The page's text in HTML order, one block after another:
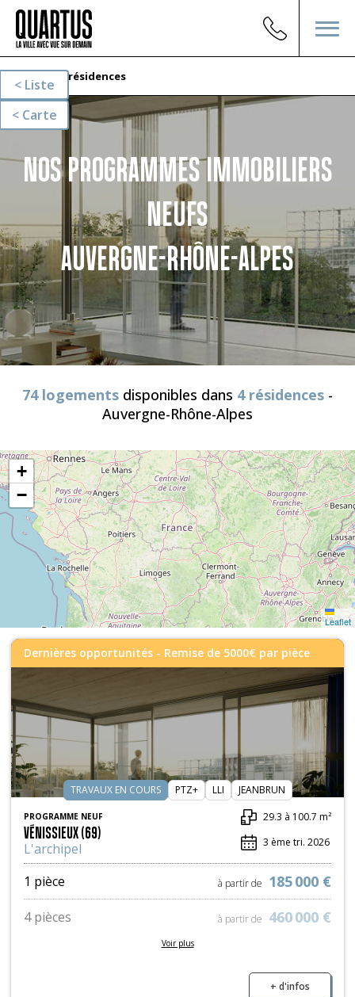
Nos résidences
NOS PROGRAMMES IMMOBILIERS
NEUFS
AUVERGNE-RHÔNE-ALPES
74 logements disponibles dans 4 résidences -
Auvergne-Rhône-Alpes
Liste
Carte
+
−
Leaflet
Dernières opportunités - Remise de 5000€ par pièce
TRAVAUX EN COURS PTZ+ LLI JEANBRUN
PROGRAMME NEUF
VÉNISSIEUX (69)
L'archipel
29.3 à 100.7 m²
3 ème tri. 2026
1 pièce à partir de 185 000 €
4 pièces à partir de 460 000 €
Voir plus
+ d'infos